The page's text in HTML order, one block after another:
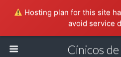
Hosting plan for this site
avoid service
Cínicos